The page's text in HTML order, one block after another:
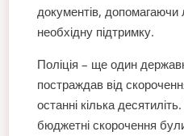
документів,
необхідну підтримку.
Поліція – ще один
постраждав від
останні кілька
бюджетні скорочення